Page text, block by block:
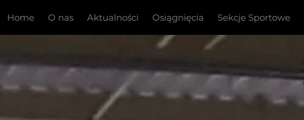
Home O nas Aktualności Osiągnięcia Sekcje Sportowe